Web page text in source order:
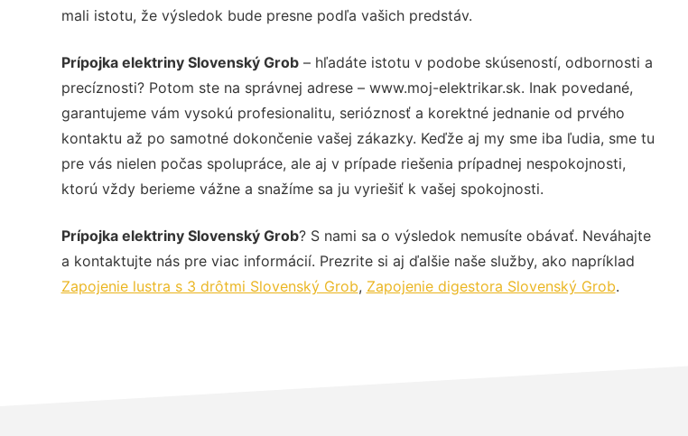
mali istotu, že výsledok bude presne podľa vašich predstáv.
Prípojka elektriny Slovenský Grob– hľadáte istotu v podobe skúseností, odbornosti a
precíznosti? Potom ste na správnej adrese – www.moj-elektrikar.sk. Inak povedané,
garantujeme vám vysokú profesionalitu, serióznosť a korektné jednanie od prvého
kontaktu až po samotné dokončenie vašej zákazky. Keďže aj my sme iba ľudia, sme tu
pre vás nielen počas spolupráce, ale aj v prípade riešenia prípadnej nespokojnosti,
ktorú vždy berieme vážne a snažíme sa ju vyriešiť k vašej spokojnosti.
Prípojka elektriny Slovenský Grob? S nami sa o výsledok nemusíte obávať. Neváhajte
a kontaktujte nás pre viac informácií. Prezrite si aj ďalšie naše služby, ako napríklad
Zapojenie lustra s 3 drôtmi Slovenský Grob, Zapojenie digestora Slovenský Grob.